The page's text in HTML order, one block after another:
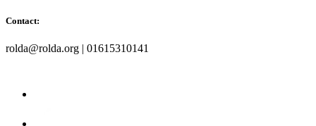
Contact:
rolda@rolda.org | 01615310141